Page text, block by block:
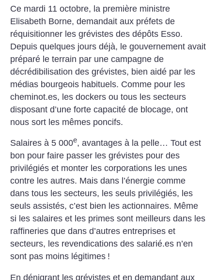
Ce mardi 11 octobre, la première ministre
Elisabeth Borne, demandait aux préfets de
réquisitionner les grévistes des dépôts Esso.
Depuis quelques jours déjà, le gouvernement avait
préparé le terrain par une campagne de
décrédibilisation des grévistes, bien aidé par les
médias bourgeois habituels. Comme pour les
cheminot.es, les dockers ou tous les secteurs
disposant d’une forte capacité de blocage, ont
nous sort les mêmes poncifs.
Salaires à 5 000e, avantages à la pelle… Tout est
bon pour faire passer les grévistes pour des
privilégiés et monter les corporations les unes
contre les autres. Mais dans l’énergie comme
dans tous les secteurs, les seuls privilégiés, les
seuls assistés, c’est bien les actionnaires. Même
si les salaires et les primes sont meilleurs dans les
raffineries que dans d’autres entreprises et
secteurs, les revendications des salarié.es n’en
sont pas moins légitimes !
En dénigrant les grévistes et en demandant aux